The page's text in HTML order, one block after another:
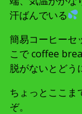
汗ばんでいる
簡易コーヒーセ
こで coffee
脱がないとどう
ちょっとここま
ぞ。